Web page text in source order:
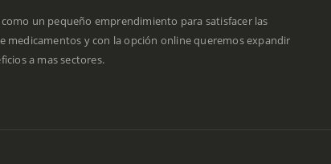
como un pequeño emprendimiento para satisfacer las
medicamentos y con la opción online queremos expandir
a mas sectores.